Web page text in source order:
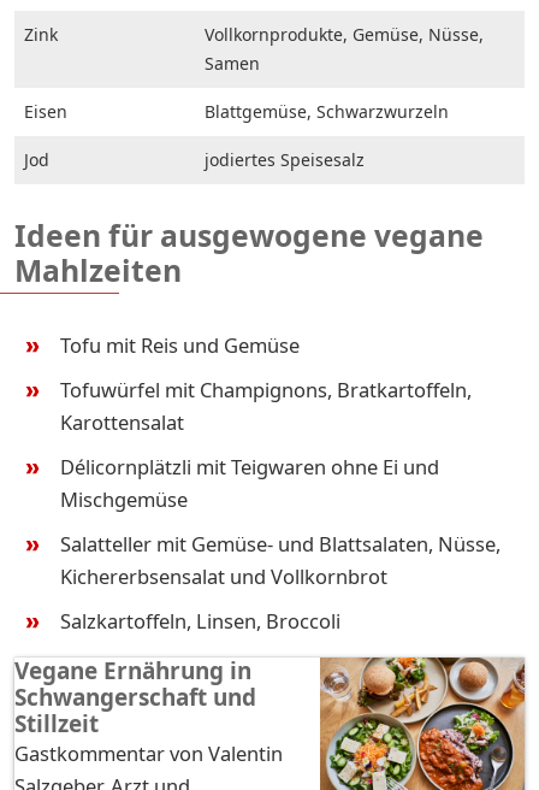
Zink
Vollkornprodukte, Gemüse, Nüsse,
Samen
Eisen Blattgemüse, Schwarzwurzeln
Jod jodiertes Speisesalz
Ideen für ausgewogene vegane
Mahlzeiten
Tofu mit Reis und Gemüse
Tofuwürfel mit Champignons, Bratkartoffeln,
Karottensalat
Délicornplätzli mit Teigwaren ohne Ei und
Mischgemüse
Salatteller mit Gemüse- und Blattsalaten, Nüsse,
Kichererbsensalat und Vollkornbrot
Salzkartoffeln, Linsen, Broccoli
Vegane Ernährung in
Schwangerschaft und
Stillzeit
Gastkommentar von Valentin